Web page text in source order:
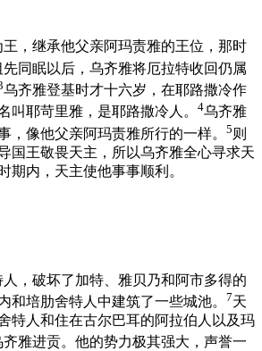
，继承他父亲阿玛责雅的王位，那时
先同眠以后，乌齐雅将厄拉特收回仍属
乌齐雅登基时才十六岁，在耶路撒冷作
叫耶苛里雅，是耶路撒冷人。 4乌齐雅
，像他父亲阿玛责雅所行的一样。 5 则
国王敬畏天主，所以乌齐雅全心寻求天
期内，天主使他事事顺利。
，破坏了加特、雅贝乃和阿市多得的
和培肋舍特人中建筑了一些城池。 7天
特人和住在古尔巴耳的阿拉伯人以及玛
齐雅进贡。他的势力极其强大，声誉一